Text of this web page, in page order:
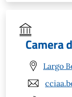
Camera
Largo